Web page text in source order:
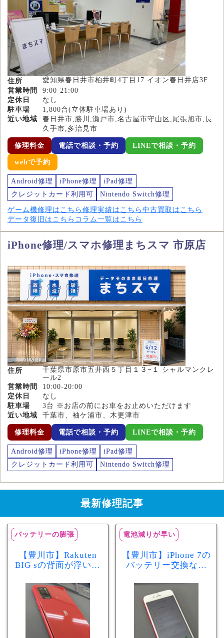
住所
愛知県春日井市柏井町4丁目17 イオン春日井店3F
営業時間
9:00-21:00
定休日
なし
駐車場
1,800台(立体駐車場あり)
近い地域
春日井市,勝川,瀬戸市,名古屋市守山区,尾張旭市,長
久手市,多治見市
修理料金 電話で相談・予約 LINEで相談・予約
webで予約
Android修理 iPhone修理
iPad修理
クレジットカード利用可
Nintendo Switch修理
ゲーム機修理はこちら 修理実績はこちら 中古買取はこちら
データ復旧はこちら コラム一覧はこちら
iPhone修理/スマホ修理まちスマ 市原店
住所
千葉県市原市五井西５丁目１３−１ シャルマンクレ
ール2
営業時間
10:00-20:00
定休日
なし
駐車場
3台 ※お店の前にお車をお止めいただけます
近い地域
千葉市、袖ケ浦市、木更津市
修理料金 電話で相談・予約 LINEで相談・予約
Android修理 iPhone修理
iPad修理
クレジットカード利用可
Nintendo Switch修理
最新修理記事
バッテリーの膨張
【豊川市】Rakuten
BIG sの背面が浮いて
リー膨張のサインか
もしれません！バッ
テリー交換修理事例
電池減りが早い
【豊川市】iPhone 7の
バッテリー交換なら
最大容量70％で電池
の減りが早い症状も
当日60分で改善